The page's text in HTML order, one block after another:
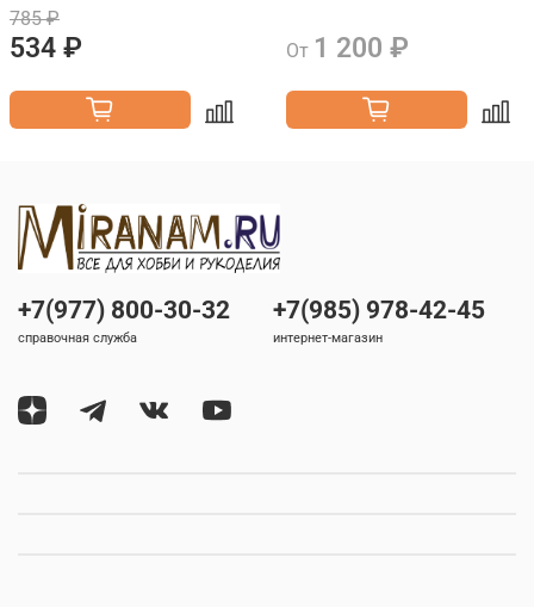
785 ₽
534 ₽ От 1 200 ₽
+7(977) 800-30-32
справочная служба
+7(985) 978-42-45
интернет-магазин